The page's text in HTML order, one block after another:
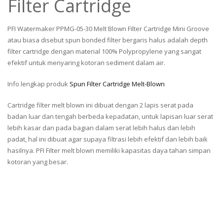
Filter Cartridge
PFI Watermaker PPMG-05-30 Melt Blown Filter Cartridge Mini Groove
atau biasa disebut spun bonded filter bergaris halus adalah depth
filter cartridge dengan material 100% Polypropylene yang sangat
efektif untuk menyaring kotoran sediment dalam air.
Info lengkap produk Spun Filter Cartridge Melt-Blown
Cartridge filter melt blown ini dibuat dengan 2 lapis serat pada
badan luar dan tengah berbeda kepadatan, untuk lapisan luar serat
lebih kasar dan pada bagian dalam serat lebih halus dan lebih
padat, hal ini dibuat agar supaya filtrasi lebih efektif dan lebih baik
hasilnya. PFI Filter melt blown memiliki kapasitas daya tahan simpan
kotoran yang besar.